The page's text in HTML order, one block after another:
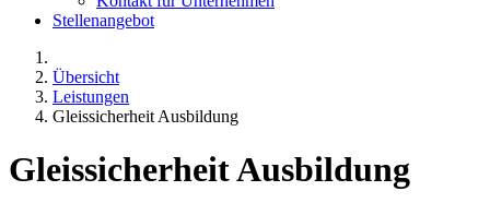
Stellenangebot
Übersicht
Leistungen
Gleissicherheit Ausbildung
Gleissicherheit Ausbildung